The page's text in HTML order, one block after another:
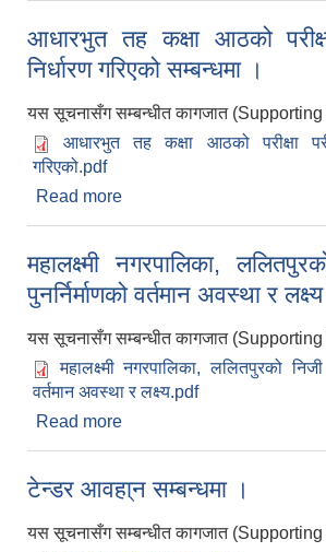
आधारभुत तह कक्षा आठको
निर्धारण गरिएको सम्बन्धमा ।
यस सूचनासँग सम्बन्धीत कागजात
आधारभुत तह कक्षा आठको परीक्षा
गरिएको.pdf
Read more
महालक्ष्मी नगरपालिका,
पुनर्निर्माणको वर्तमान अवस्था र लक्ष्य
यस सूचनासँग सम्बन्धीत कागजात
महालक्ष्मी नगरपालिका, ललितपुरको
वर्तमान अवस्था र लक्ष्य.pdf
Read more
टेन्डर आवहा्न सम्बन्धमा ।
यस सूचनासँग सम्बन्धीत कागजात